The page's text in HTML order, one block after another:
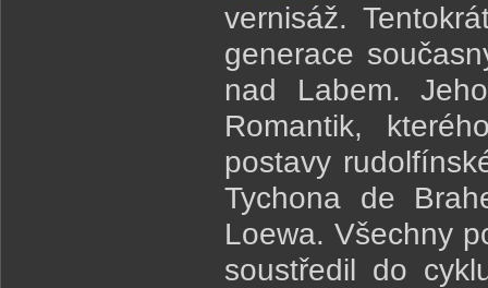
vernisáž.
generace
nad Labem.
Romantik,
postavy
Tychona de
Loewa. Všechny
soustředil do